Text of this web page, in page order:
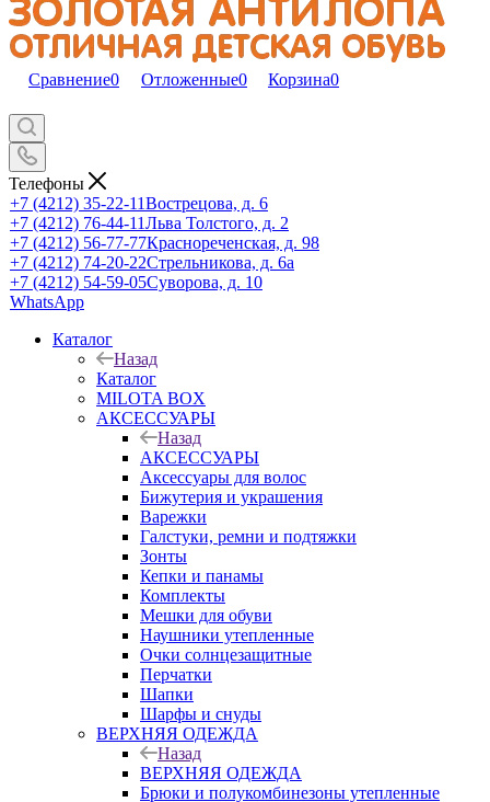
Сравнение0 Отложенные0 Корзина0
Телефоны
+7 (4212) 35-22-11Вострецова, д. 6
+7 (4212) 76-44-11Льва Толстого, д. 2
+7 (4212) 56-77-77Краснореченская, д. 98
+7 (4212) 74-20-22Стрельникова, д. 6а
+7 (4212) 54-59-05Суворова, д. 10
WhatsApp
Каталог
Назад
Каталог
MILOTA BOX
АКСЕССУАРЫ
Назад
АКСЕССУАРЫ
Аксессуары для волос
Бижутерия и украшения
Варежки
Галстуки, ремни и подтяжки
Зонты
Кепки и панамы
Комплекты
Мешки для обуви
Наушники утепленные
Очки солнцезащитные
Перчатки
Шапки
Шарфы и снуды
ВЕРХНЯЯ ОДЕЖДА
Назад
ВЕРХНЯЯ ОДЕЖДА
Брюки и полукомбинезоны утепленные